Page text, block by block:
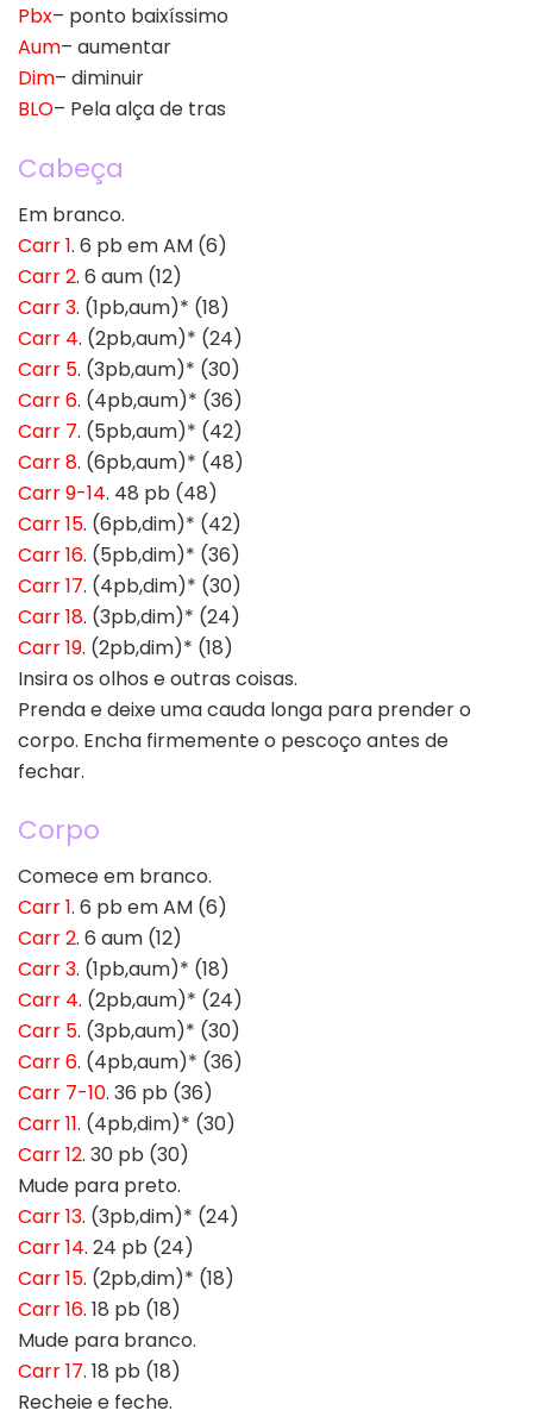
Pbx– ponto baixíssimo
Aum– aumentar
Dim– diminuir
BLO– Pela alça de tras
Cabeça
Em branco.
Carr 1. 6 pb em AM (6)
Carr 2. 6 aum (12)
Carr 3. (1pb,aum)* (18)
Carr 4. (2pb,aum)* (24)
Carr 5. (3pb,aum)* (30)
Carr 6. (4pb,aum)* (36)
Carr 7. (5pb,aum)* (42)
Carr 8. (6pb,aum)* (48)
Carr 9-14. 48 pb (48)
Carr 15. (6pb,dim)* (42)
Carr 16. (5pb,dim)* (36)
Carr 17. (4pb,dim)* (30)
Carr 18. (3pb,dim)* (24)
Carr 19. (2pb,dim)* (18)
Insira os olhos e outras coisas.
Prenda e deixe uma cauda longa para prender o
corpo. Encha firmemente o pescoço antes de
fechar.
Corpo
Comece em branco.
Carr 1. 6 pb em AM (6)
Carr 2. 6 aum (12)
Carr 3. (1pb,aum)* (18)
Carr 4. (2pb,aum)* (24)
Carr 5. (3pb,aum)* (30)
Carr 6. (4pb,aum)* (36)
Carr 7-10. 36 pb (36)
Carr 11. (4pb,dim)* (30)
Carr 12. 30 pb (30)
Mude para preto.
Carr 13. (3pb,dim)* (24)
Carr 14. 24 pb (24)
Carr 15. (2pb,dim)* (18)
Carr 16. 18 pb (18)
Mude para branco.
Carr 17. 18 pb (18)
Recheie e feche.